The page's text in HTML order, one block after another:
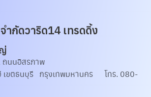
กัดวาริด14 เทรดดิ้ง
นอิสรภาพ
ธนบุรี กรุงเทพมหานคร โทร. 080-